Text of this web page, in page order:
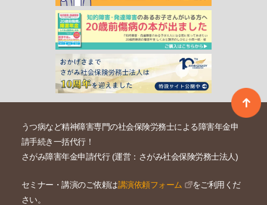
うつ病など精神障害専門の社会保険労務士による障害年金申
請手続き一括代行！
さがみ障害年金申請代行 (運営：さがみ社会保険労務士法人)
セミナー・講演のご依頼は講演依頼フォーム
をご利用くだ
さい。